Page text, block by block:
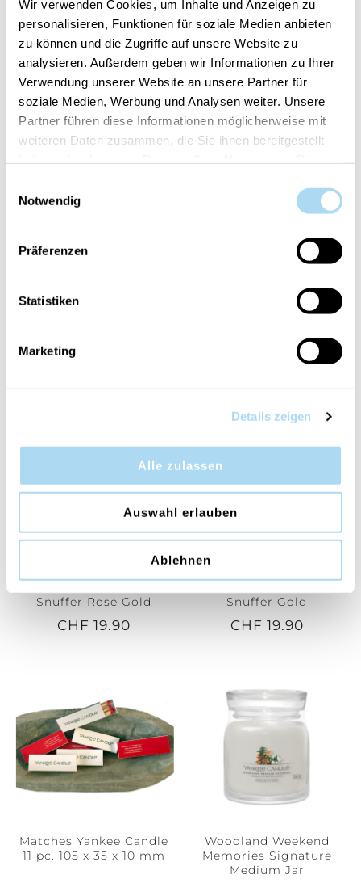
Wir verwenden Cookies, um Inhalte und Anzeigen zu
personalisieren, Funktionen für soziale Medien anbieten
zu können und die Zugriffe auf unsere Website zu
analysieren. Außerdem geben wir Informationen zu Ihrer
Verwendung unserer Website an unsere Partner für
soziale Medien, Werbung und Analysen weiter. Unsere
Partner führen diese Informationen möglicherweise mit
weiteren Daten zusammen, die Sie ihnen bereitgestellt
Notwendig
Präferenzen
Statistiken
Marketing
Details zeigen
Alle zulassen
Auswahl erlauben
Ablehnen
North Pole Hideaway
Signature Large Jar
CHF 18.45
Afternoon Scrapbooking
Signature Large Jar
CHF 36.90
Snuffer Rose Gold
CHF 19.90
Snuffer Gold
CHF 19.90
Matches Yankee Candle
11 pc. 105 x 35 x 10 mm
Woodland Weekend
Memories Signature
Medium Jar